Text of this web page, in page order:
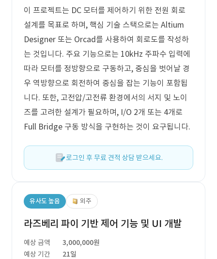
이 프로젝트는 DC 모터를 제어하기 위한 전원 회로
설계를 목표로 하며, 핵심 기술 스택으로는 Altium
Designer 또는 Orcad를 사용하여 회로도를 작성하
는 것입니다. 주요 기능으로는 10kHz 주파수 입력에
따라 모터를 정방향으로 구동하고, 중심을 벗어날 경
우 역방향으로 회전하여 중심을 잡는 기능이 포함됩
니다. 또한, 고전압/고전류 환경에서의 서지 및 노이
즈를 고려한 설계가 필요하며, I/O 2개 또는 4개로
Full Bridge 구동 방식을 구현하는 것이 요구됩니다.
로그인 후 무료 견적 상담 받으세요.
유사도 높음 외주
라즈베리 파이 기반 제어 기능 및 UI 개발
예상 금액
3,000,000원
예상 기간
21일